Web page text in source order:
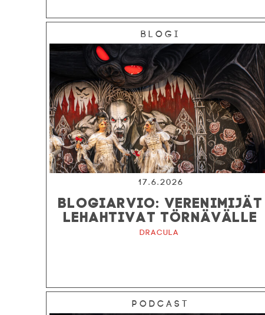
Blogi
17.6.2026
BLOGIARVIO: VERENIMIJÄT
LEHAHTIVAT TÖRNÄVÄLLE
Dracula
Podcast